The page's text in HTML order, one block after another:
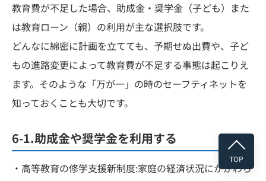
教育費が不足した場合、助成金・奨学金（子ども）また
は教育ローン（親）の利用が主な選択肢です。
どんなに綿密に計画を立てても、予期せぬ出費や、子ど
もの進路変更によって教育費が不足する事態は起こりえ
ます。そのような「万が一」の時のセーフティネットを
知っておくことも大切です。
6-1.助成金や奨学金を利用する
・高等教育の修学支援新制度:家庭の経済状況にかかわら
TOP